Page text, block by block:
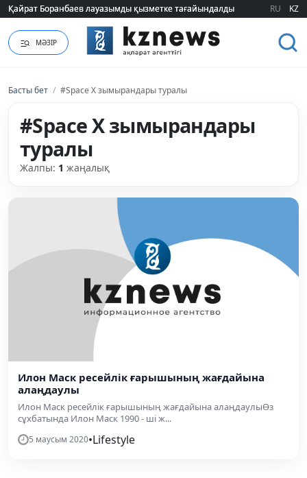
Қайрат Боранбаев лауазымды қызметке тағайындалды
Қайрат Боранбаев лауазымды қызметке тағайындалды RU KZ
МӘЗІР
Басты бет / #Space X зымырандары туралы
#Space X зымырандары
туралы
Жалпы: 1 жаңалық
Илон Маск ресейлік ғарышының жағдайына
алаңдаулы
Илон Маск ресейлік ғарышының жағдайына алаңдаулыӨз
сұхбатында Илон Маск 1990 - ші ж...
5 маусым 2020•Lifestyle